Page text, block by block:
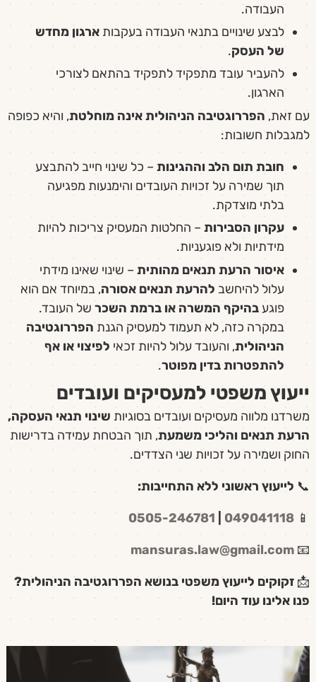
העבודה.
לבצע שינויים בתנאי העבודה בעקבות ארגון מחדש
של העסק.
להעביר עובד מתפקיד לתפקיד בהתאם לצורכי
הארגון.
עם זאת, הפררוגטיבה הניהולית אינה מוחלטת, והיא כפופה
למגבלות חשובות:
חובת תום הלב וההגינות– כל שינוי חייב להתבצע
תוך שמירה על זכויות העובדים והימנעות מפגיעה
בלתי מוצדקת.
עקרון הסבירות– החלטות המעסיק צריכות להיות
מידתיות ולא פוגעניות.
איסור הרעת תנאים מהותית– שינוי שאינו מידתי
עלול להיחשב להרעת תנאים אסורה, במיוחד אם הוא
פוגע בהיקף המשרה או ברמת השכרשל העובד.
במקרה כזה, לא תעמוד למעסיק הגנת הפררוגטיבה
הניהולית, והעובד עלול להיות זכאי לפיצוי או אף
להתפטרות בדין מפוטר.
ייעוץ משפטי למעסיקים ועובדים
משרדנו מלווה מעסיקים ועובדים בסוגיות שינוי תנאי העסקה,
הרעת תנאים והליכי משמעת, תוך הבטחת עמידה בדרישות
החוק ושמירה על זכויות שני הצדדים.
📞 לייעוץ ראשוני ללא התחייבות:
📱
049041118
0505-246781
📧
mansuras.law@gmail.com
📩 זקוקים לייעוץ משפטי בנושא הפררוגטיבה הניהולית?
פנו אלינו עוד היום!